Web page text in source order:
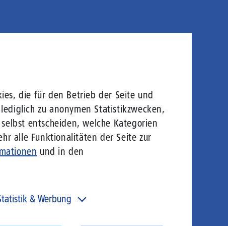
die für den Betrieb der Seite und
zu anonymen Statistikzwecken,
entscheiden, welche Kategorien
alle Funktionalitäten der Seite zur
und in den
& Werbung